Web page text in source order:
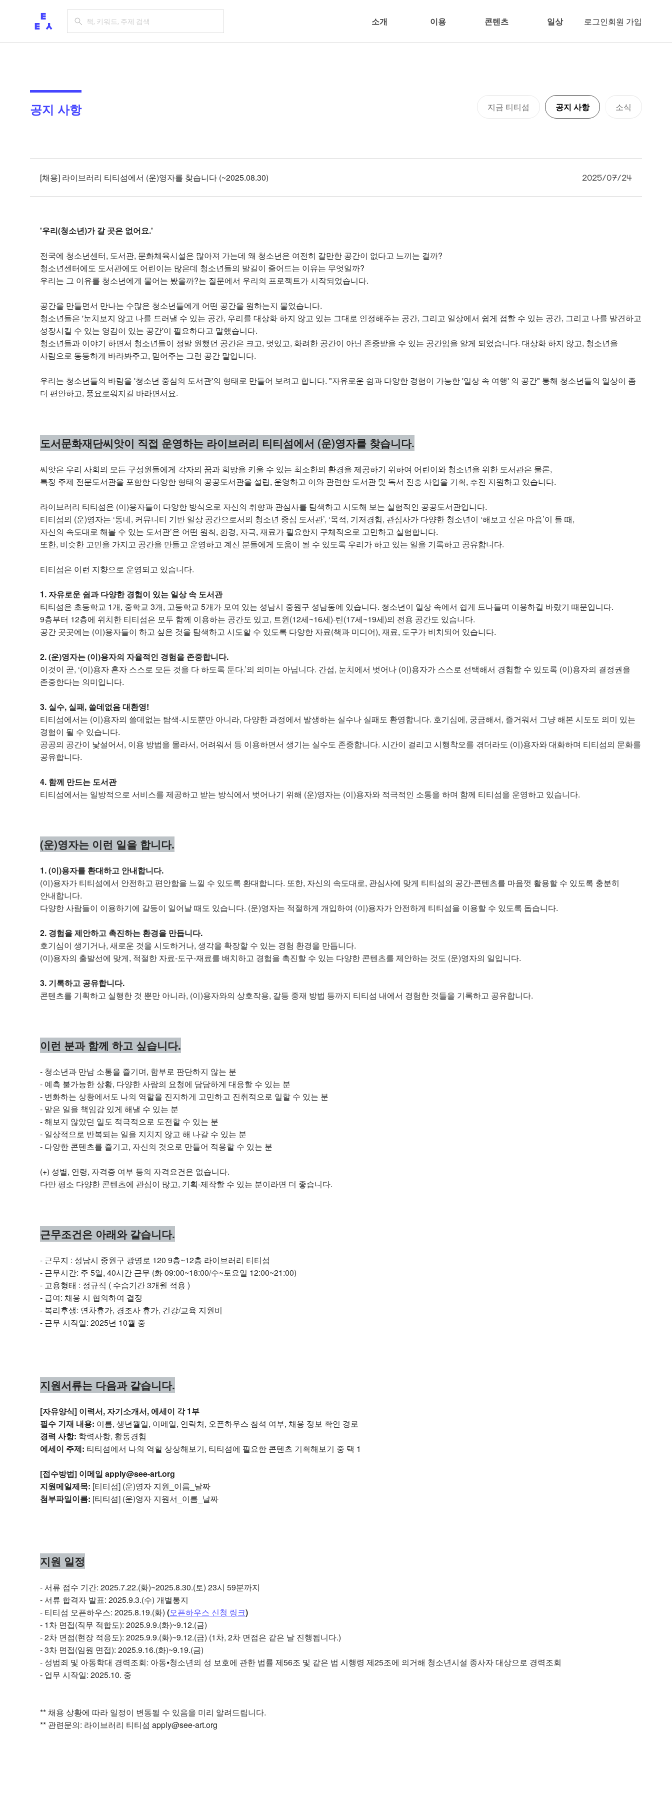
소개 이용 콘텐츠 일상 로그인회원 가입
지금 티티섬 공지 사항 소식
공지 사항
[채용] 라이브러리 티티섬에서 (운)영자를 찾습니다 (~2025.08.30) 2025/07/24
'우리(청소년)가 갈 곳은 없어요.'
전국에 청소년센터, 도서관, 문화체육시설은 많아져 가는데 왜 청소년은 여전히 갈만한 공간이 없다고 느끼는 걸까?
청소년센터에도 도서관에도 어린이는 많은데 청소년들의 발길이 줄어드는 이유는 무엇일까?
우리는 그 이유를 청소년에게 물어는 봤을까?는 질문에서 우리의 프로젝트가 시작되었습니다.
공간을 만들면서 만나는 수많은 청소년들에게 어떤 공간을 원하는지 물었습니다.
청소년들은 '눈치보지 않고 나를 드러낼 수 있는 공간, 우리를 대상화 하지 않고 있는 그대로 인정해주는 공간, 그리고 일상에서 쉽게 접할 수 있는 공간, 그리고 나를 발견하고
성장시킬 수 있는 영감이 있는 공간'이 필요하다고 말했습니다.
청소년들과 이야기 하면서 청소년들이 정말 원했던 공간은 크고, 멋있고, 화려한 공간이 아닌 존중받을 수 있는 공간임을 알게 되었습니다. 대상화 하지 않고, 청소년을
사람으로 동등하게 바라봐주고, 믿어주는 그런 공간 말입니다.
우리는 청소년들의 바람을 '청소년 중심의 도서관'의 형태로 만들어 보려고 합니다. "자유로운 쉼과 다양한 경험이 가능한 '일상 속 여행' 의 공간" 통해 청소년들의 일상이 좀
더 편안하고, 풍요로워지길 바라면서요.
도서문화재단씨앗이 직접 운영하는 라이브러리 티티섬에서 (운)영자를 찾습니다.
씨앗은 우리 사회의 모든 구성원들에게 각자의 꿈과 희망을 키울 수 있는 최소한의 환경을 제공하기 위하여 어린이와 청소년을 위한 도서관은 물론,
특정 주제 전문도서관을 포함한 다양한 형태의 공공도서관을 설립, 운영하고 이와 관련한 도서관 및 독서 진흥 사업을 기획, 추진 지원하고 있습니다.
라이브러리 티티섬은 (이)용자들이 다양한 방식으로 자신의 취향과 관심사를 탐색하고 시도해 보는 실험적인 공공도서관입니다.
티티섬의 (운)영자는 ‘동네, 커뮤니티 기반 일상 공간으로서의 청소년 중심 도서관’, ‘목적, 기저경험, 관심사가 다양한 청소년이 ‘해보고 싶은 마음’이 들 때,
자신의 속도대로 해볼 수 있는 도서관’은 어떤 원칙, 환경, 자극, 재료가 필요한지 구체적으로 고민하고 실험합니다.
또한, 비슷한 고민을 가지고 공간을 만들고 운영하고 계신 분들에게 도움이 될 수 있도록 우리가 하고 있는 일을 기록하고 공유합니다.
티티섬은 이런 지향으로 운영되고 있습니다.
1. 자유로운 쉼과 다양한 경험이 있는 일상 속 도서관
티티섬은 초등학교 1개, 중학교 3개, 고등학교 5개가 모여 있는 성남시 중원구 성남동에 있습니다. 청소년이 일상 속에서 쉽게 드나들며 이용하길 바랐기 때문입니다.
9층부터 12층에 위치한 티티섬은 모두 함께 이용하는 공간도 있고, 트윈(12세~16세)-틴(17세~19세)의 전용 공간도 있습니다.
공간 곳곳에는 (이)용자들이 하고 싶은 것을 탐색하고 시도할 수 있도록 다양한 자료(책과 미디어), 재료, 도구가 비치되어 있습니다.
2. (운)영자는 (이)용자의 자율적인 경험을 존중합니다.
이것이 곧, ‘(이)용자 혼자 스스로 모든 것을 다 하도록 둔다.’의 의미는 아닙니다. 간섭, 눈치에서 벗어나 (이)용자가 스스로 선택해서 경험할 수 있도록 (이)용자의 결정권을
존중한다는 의미입니다.
3. 실수, 실패, 쓸데없음 대환영!
티티섬에서는 (이)용자의 쓸데없는 탐색-시도뿐만 아니라, 다양한 과정에서 발생하는 실수나 실패도 환영합니다. 호기심에, 궁금해서, 즐거워서 그냥 해본 시도도 의미 있는
경험이 될 수 있습니다.
공공의 공간이 낯설어서, 이용 방법을 몰라서, 어려워서 등 이용하면서 생기는 실수도 존중합니다. 시간이 걸리고 시행착오를 겪더라도 (이)용자와 대화하며 티티섬의 문화를
공유합니다.
4. 함께 만드는 도서관
티티섬에서는 일방적으로 서비스를 제공하고 받는 방식에서 벗어나기 위해 (운)영자는 (이)용자와 적극적인 소통을 하며 함께 티티섬을 운영하고 있습니다.
(운)영자는 이런 일을 합니다.
1. (이)용자를 환대하고 안내합니다.
(이)용자가 티티섬에서 안전하고 편안함을 느낄 수 있도록 환대합니다. 또한, 자신의 속도대로, 관심사에 맞게 티티섬의 공간-콘텐츠를 마음껏 활용할 수 있도록 충분히
안내합니다.
다양한 사람들이 이용하기에 갈등이 일어날 때도 있습니다. (운)영자는 적절하게 개입하여 (이)용자가 안전하게 티티섬을 이용할 수 있도록 돕습니다.
2. 경험을 제안하고 촉진하는 환경을 만듭니다.
호기심이 생기거나, 새로운 것을 시도하거나, 생각을 확장할 수 있는 경험 환경을 만듭니다.
(이)용자의 출발선에 맞게, 적절한 자료-도구-재료를 배치하고 경험을 촉진할 수 있는 다양한 콘텐츠를 제안하는 것도 (운)영자의 일입니다.
3. 기록하고 공유합니다.
콘텐츠를 기획하고 실행한 것 뿐만 아니라, (이)용자와의 상호작용, 갈등 중재 방법 등까지 티티섬 내에서 경험한 것들을 기록하고 공유합니다.
이런 분과 함께 하고 싶습니다.
- 청소년과 만남 소통을 즐기며, 함부로 판단하지 않는 분
- 예측 불가능한 상황, 다양한 사람의 요청에 담담하게 대응할 수 있는 분
- 변화하는 상황에서도 나의 역할을 진지하게 고민하고 진취적으로 일할 수 있는 분
- 맡은 일을 책임감 있게 해낼 수 있는 분
- 해보지 않았던 일도 적극적으로 도전할 수 있는 분
- 일상적으로 반복되는 일을 지치지 않고 해 나갈 수 있는 분
- 다양한 콘텐츠를 즐기고, 자신의 것으로 만들어 적용할 수 있는 분
(+) 성별, 연령, 자격증 여부 등의 자격요건은 없습니다.
다만 평소 다양한 콘텐츠에 관심이 많고, 기획-제작할 수 있는 분이라면 더 좋습니다.
근무조건은 아래와 같습니다.
- 근무지 : 성남시 중원구 광명로 120 9층~12층 라이브러리 티티섬
- 근무시간: 주 5일, 40시간 근무 (화 09:00~18:00/수~토요일 12:00~21:00)
- 고용형태 : 정규직 ( 수습기간 3개월 적용 )
- 급여: 채용 시 협의하여 결정
- 복리후생: 연차휴가, 경조사 휴가, 건강/교육 지원비
- 근무 시작일: 2025년 10월 중
지원서류는 다음과 같습니다.
[자유양식] 이력서, 자기소개서, 에세이 각 1부
필수 기재 내용: 이름, 생년월일, 이메일, 연락처, 오픈하우스 참석 여부, 채용 정보 확인 경로
경력 사항: 학력사항, 활동경험
에세이 주제: 티티섬에서 나의 역할 상상해보기, 티티섬에 필요한 콘텐츠 기획해보기 중 택 1
[접수방법] 이메일 apply@see-art.org
지원메일제목: [티티섬] (운)영자 지원_이름_날짜
첨부파일이름: [티티섬] (운)영자 지원서_이름_날짜
지원 일정
- 서류 접수 기간: 2025.7.22.(화)~2025.8.30.(토) 23시 59분까지
- 서류 합격자 발표: 2025.9.3.(수) 개별통지
- 티티섬 오픈하우스: 2025.8.19.(화) (오픈하우스 신청 링크)
- 1차 면접(직무 적합도): 2025.9.9.(화)~9.12.(금)
- 2차 면접(현장 적응도): 2025.9.9.(화)~9.12.(금) (1차, 2차 면접은 같은 날 진행됩니다.)
- 3차 면접(임원 면접): 2025.9.16.(화)~9.19.(금)
- 성범죄 및 아동학대 경력조회: 아동⦁청소년의 성 보호에 관한 법률 제56조 및 같은 법 시행령 제25조에 의거해 청소년시설 종사자 대상으로 경력조회
- 업무 시작일: 2025.10. 중
** 채용 상황에 따라 일정이 변동될 수 있음을 미리 알려드립니다.
** 관련문의: 라이브러리 티티섬 apply@see-art.org